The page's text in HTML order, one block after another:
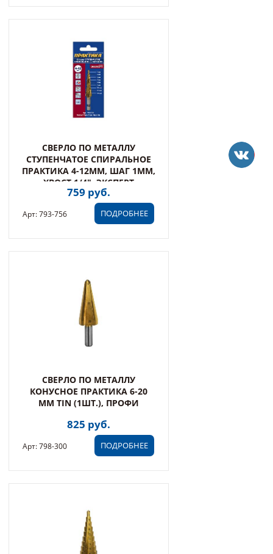
СВЕРЛО ПО МЕТАЛЛУ
СТУПЕНЧАТОЕ СПИРАЛЬНОЕ
ПРАКТИКА 4-12ММ, ШАГ 1ММ,
ХВОСТ.1/4", ЭКСПЕРТ
759 руб.
ПОДРОБНЕЕ
Арт: 793-756
СВЕРЛО ПО МЕТАЛЛУ
КОНУСНОЕ ПРАКТИКА 6-20
ММ TIN (1ШТ.), ПРОФИ
825 руб.
ПОДРОБНЕЕ
Арт: 798-300